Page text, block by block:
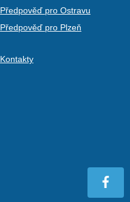
Předpověď pro Ostravu
Předpověď pro Plzeň
Kontakty